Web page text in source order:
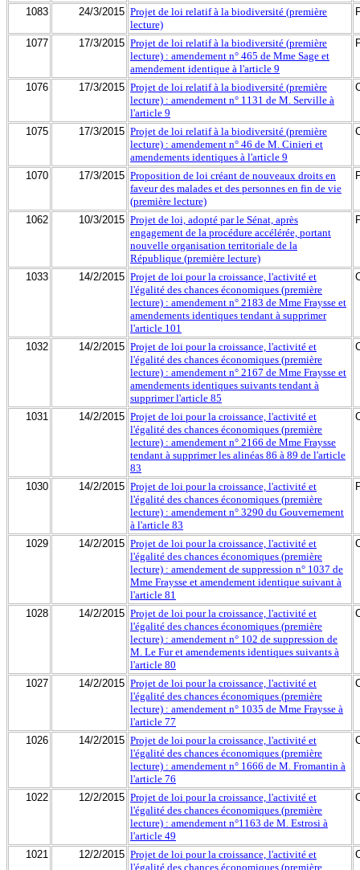
1083 24/3/2015 Projet de loi relatif à la biodiversité (première
lecture)
1077 17/3/2015 Projet de loi relatif à la biodiversité (première
lecture) : amendement n° 465 de Mme Sage et
amendement identique à l'article 9
1076 17/3/2015 Projet de loi relatif à la biodiversité (première
lecture) : amendement n° 1131 de M. Serville à
l'article 9
1075 17/3/2015 Projet de loi relatif à la biodiversité (première
lecture) : amendement n° 46 de M. Cinieri et
amendements identiques à l'article 9
1070 17/3/2015 Proposition de loi créant de nouveaux droits en
faveur des malades et des personnes en fin de vie
(première lecture)
1062 10/3/2015 Projet de loi, adopté par le Sénat, après
engagement de la procédure accélérée, portant
nouvelle organisation territoriale de la
République (première lecture)
1033 14/2/2015 Projet de loi pour la croissance, l'activité et
l'égalité des chances économiques (première
lecture) : amendement n° 2183 de Mme Fraysse et
amendements identiques tendant à supprimer
l'article 101
1032 14/2/2015 Projet de loi pour la croissance, l'activité et
l'égalité des chances économiques (première
lecture) : amendement n° 2167 de Mme Fraysse et
amendements identiques suivants tendant à
supprimer l'article 85
1031 14/2/2015 Projet de loi pour la croissance, l'activité et
l'égalité des chances économiques (première
lecture) : amendement n° 2166 de Mme Fraysse
tendant à supprimer les alinéas 86 à 89 de l'article
83
1030 14/2/2015 Projet de loi pour la croissance, l'activité et
l'égalité des chances économiques (première
lecture) : amendement n° 3290 du Gouvernement
à l'article 83
1029 14/2/2015 Projet de loi pour la croissance, l'activité et
l'égalité des chances économiques (première
lecture) : amendement de suppression n° 1037 de
Mme Fraysse et amendement identique suivant à
l'article 81
1028 14/2/2015 Projet de loi pour la croissance, l'activité et
l'égalité des chances économiques (première
lecture) : amendement n° 102 de suppression de
M. Le Fur et amendements identiques suivants à
l'article 80
1027 14/2/2015 Projet de loi pour la croissance, l'activité et
l'égalité des chances économiques (première
lecture) : amendement n° 1035 de Mme Fraysse à
l'article 77
1026 14/2/2015 Projet de loi pour la croissance, l'activité et
l'égalité des chances économiques (première
lecture) : amendement n° 1666 de M. Fromantin à
l'article 76
1022 12/2/2015 Projet de loi pour la croissance, l'activité et
l'égalité des chances économiques (première
lecture) : amendement n°1163 de M. Estrosi à
l'article 49
1021 12/2/2015 Projet de loi pour la croissance, l'activité et
l'égalité des chances économiques (première